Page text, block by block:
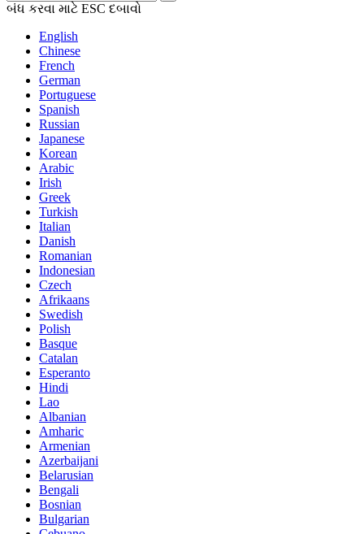
બંધ કરવા માટે ESC દબાવો
English
Chinese
French
German
Portuguese
Spanish
Russian
Japanese
Korean
Arabic
Irish
Greek
Turkish
Italian
Danish
Romanian
Indonesian
Czech
Afrikaans
Swedish
Polish
Basque
Catalan
Esperanto
Hindi
Lao
Albanian
Amharic
Armenian
Azerbaijani
Belarusian
Bengali
Bosnian
Bulgarian